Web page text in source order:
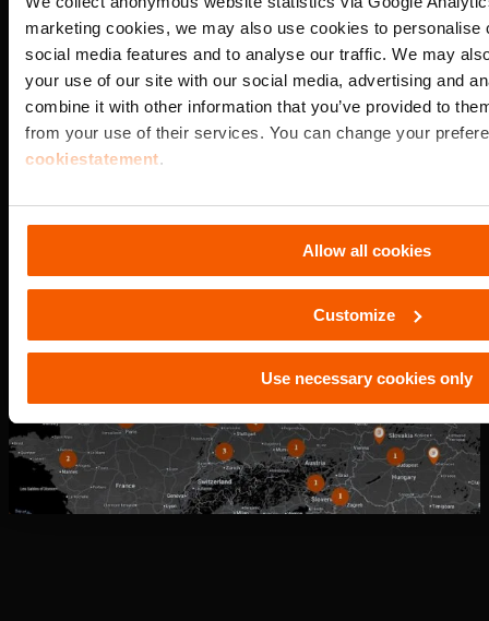
marketing cookies, we may also use cookies to personalise
social media features and to analyse our traffic. We may
your use of our site with our social media, advertising and
combine it with other information that you’ve provided to
from your use of their services. You can change your
cookiestatement.
Allow all cookies
Customize
Use necessary cookies only
Nos Partenaires locaux spécialisés en Solutions
Hydrauliques sont à votre disposition pour répondre à vos
demandes de vente et de service.
Trouver un Partenaire